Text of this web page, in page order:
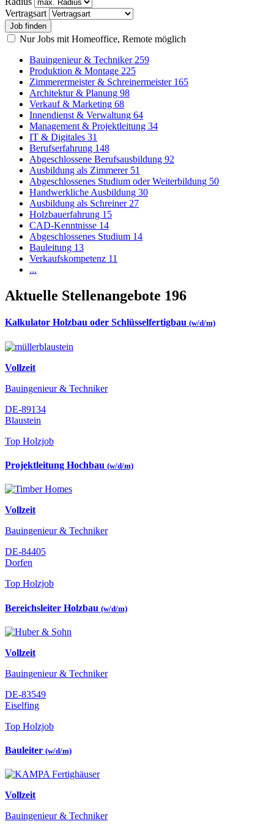
Vertragsart
Nur Jobs mit Homeoffice, Remote möglich
Bauingenieur & Techniker 259
Produktion & Montage 225
Zimmerermeister & Schreinermeister 165
Architektur & Planung 98
Verkauf & Marketing 68
Innendienst & Verwaltung 64
Management & Projektleitung 34
IT & Digitales 31
Berufserfahrung 148
Abgeschlossene Berufsausbildung 92
Ausbildung als Zimmerer 51
Abgeschlossenes Studium oder Weiterbildung 50
Handwerkliche Ausbildung 30
Ausbildung als Schreiner 27
Holzbauerfahrung 15
CAD-Kenntnisse 14
Abgeschlossenes Studium 14
Bauleitung 13
Verkaufskompetenz 11
...
Aktuelle Stellenangebote 196
Kalkulator Holzbau oder Schlüsselfertigbau (w/d/m)
Vollzeit
Bauingenieur & Techniker
DE-89134
Blaustein
Top Holzjob
Projektleitung Hochbau (w/d/m)
Vollzeit
Bauingenieur & Techniker
DE-84405
Dorfen
Top Holzjob
Bereichsleiter Holzbau (w/d/m)
Vollzeit
Bauingenieur & Techniker
DE-83549
Eiselfing
Top Holzjob
Bauleiter (w/d/m)
Vollzeit
Bauingenieur & Techniker